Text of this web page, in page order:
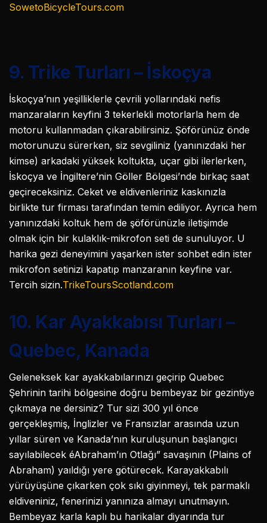
SowetoBicycleTours.com
9. Trike Turları – İskoçya
İskoçya’nın yeşilliklerle çevrili yollarındaki nefis
manzaraların keyfini 3 tekerlekli motorlarla hem de
motoru kullanmadan çıkarabilirsiniz. Şöförünüz önde
motorunuzu sürerken, siz sevgiliniz (yanınızdaki her
kimse) arkadaki yüksek koltukta, uçar gibi ilerlerken,
İskoçya ve İngiltere’nin Göller Bölgesi’nde birkaç saat
geçireceksiniz. Ceket ve eldivenleriniz kaskınızla
birlikte tur firması tarafından temin ediliyor. Ayrıca hem
yanınızdaki koltuk hem de şöförünüzle iletişimde
olmak için bir kulaklık-mikrofon seti de sunuluyor. U
harika gezi deneyimini yaşarken ister sohbet edin ister
mikrofon setinizi kapatıp manzaranın keyfine var.
Tercih sizin.TrikeToursScotland.com
10. Kar Ayakkabısı Turları –
Quebec, Kanada
Geleneksek kar ayakkabılarınızı geçirip Quebec
Şehrinin tarihi bölgesine doğru bembeyaz bir gezintiye
çıkmaya ne dersiniz? Tur sizi 300 yıl önce
gerçekleşmiş, İnglizler ve Fransızlar arasında uzun
yıllar süren ve Kanada’nın kuruluşunun başlangıcı
sayılabilecek éAbraham’ın Otlağı” savaşının (Plains of
Abraham) yaıldığı yere götürecek. Karayakkabılı
yürüyüşüne çıkarken çok sıkı giyinmeyi, tek parmaklı
eldiveniniz, fenerinizi yanınıza almayı unutmayın.
Bembeyaz karla kaplı bu harikalar diyarında tur